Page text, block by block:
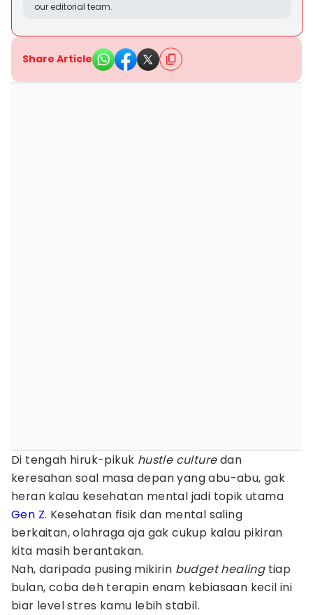
our editorial team.
Share Article
Di tengah hiruk-pikuk hustle culturedan
keresahan soal masa depan yang abu-abu, gak
heran kalau kesehatan mental jadi topik utama
Gen Z. Kesehatan fisik dan mental saling
berkaitan, olahraga aja gak cukup kalau pikiran
kita masih berantakan.
Nah, daripada pusing mikirin budget healingtiap
bulan, coba deh terapin enam kebiasaan kecil ini
biar level stres kamu lebih stabil.